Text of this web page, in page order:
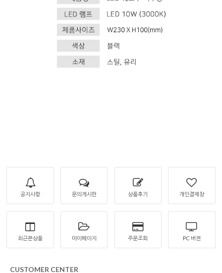
공지사항 문의게시판 상품후기 개인결제창
최근본상품 마이페이지 주문조회 PC 버젼
CUSTOMER CENTER